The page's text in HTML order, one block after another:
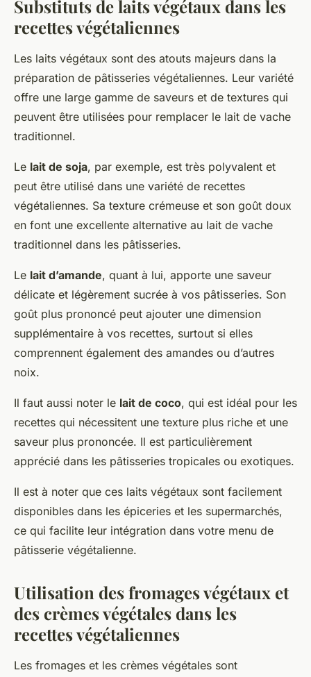
Substituts de laits végétaux dans les
recettes végétaliennes
Les laits végétaux sont des atouts majeurs dans la
préparation de pâtisseries végétaliennes. Leur variété
offre une large gamme de saveurs et de textures qui
peuvent être utilisées pour remplacer le lait de vache
traditionnel.
Le lait de soja, par exemple, est très polyvalent et
peut être utilisé dans une variété de recettes
végétaliennes. Sa texture crémeuse et son goût doux
en font une excellente alternative au lait de vache
traditionnel dans les pâtisseries.
Le lait d’amande, quant à lui, apporte une saveur
délicate et légèrement sucrée à vos pâtisseries. Son
goût plus prononcé peut ajouter une dimension
supplémentaire à vos recettes, surtout si elles
comprennent également des amandes ou d’autres
noix.
Il faut aussi noter le lait de coco, qui est idéal pour les
recettes qui nécessitent une texture plus riche et une
saveur plus prononcée. Il est particulièrement
apprécié dans les pâtisseries tropicales ou exotiques.
Il est à noter que ces laits végétaux sont facilement
disponibles dans les épiceries et les supermarchés,
ce qui facilite leur intégration dans votre menu de
pâtisserie végétalienne.
Utilisation des fromages végétaux et
des crèmes végétales dans les
recettes végétaliennes
Les fromages et les crèmes végétales sont